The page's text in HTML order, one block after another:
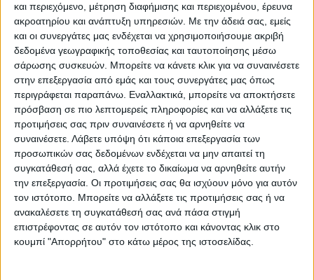
και περιεχόμενο, μέτρηση διαφήμισης και περιεχομένου, έρευνα
ακροατηρίου και ανάπτυξη υπηρεσιών. Με την άδειά σας, εμείς
και οι συνεργάτες μας ενδέχεται να χρησιμοποιήσουμε ακριβή
δεδομένα γεωγραφικής τοποθεσίας και ταυτοποίησης μέσω
σάρωσης συσκευών. Μπορείτε να κάνετε κλικ για να συναινέσετε
στην επεξεργασία από εμάς και τους συνεργάτες μας όπως
περιγράφεται παραπάνω. Εναλλακτικά, μπορείτε να αποκτήσετε
πρόσβαση σε πιο λεπτομερείς πληροφορίες και να αλλάξετε τις
προτιμήσεις σας πριν συναινέσετε ή να αρνηθείτε να
συναινέσετε. Λάβετε υπόψη ότι κάποια επεξεργασία των
προσωπικών σας δεδομένων ενδέχεται να μην απαιτεί τη
συγκατάθεσή σας, αλλά έχετε το δικαίωμα να αρνηθείτε αυτήν
την επεξεργασία. Οι προτιμήσεις σας θα ισχύουν μόνο για αυτόν
τον ιστότοπο. Μπορείτε να αλλάξετε τις προτιμήσεις σας ή να
ανακαλέσετε τη συγκατάθεσή σας ανά πάσα στιγμή
επιστρέφοντας σε αυτόν τον ιστότοπο και κάνοντας κλικ στο
κουμπί "Απορρήτου" στο κάτω μέρος της ιστοσελίδας.
ΝΕΟΣ ΑΓΩΝ
https://neosagon.gr
Η Αρχαιότερη Καθημερινή Πρωινή Εφημερίδα της Καρδίτσας
ΠΑΡΟΜΟΙΑ ΑΡΘΡΑ